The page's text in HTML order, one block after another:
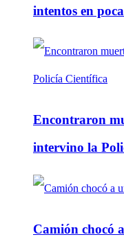
intentos en
Encontraron
intervino la
Camión chocó